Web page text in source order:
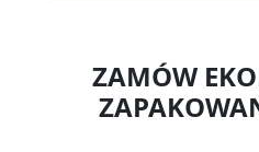
ZAMÓW